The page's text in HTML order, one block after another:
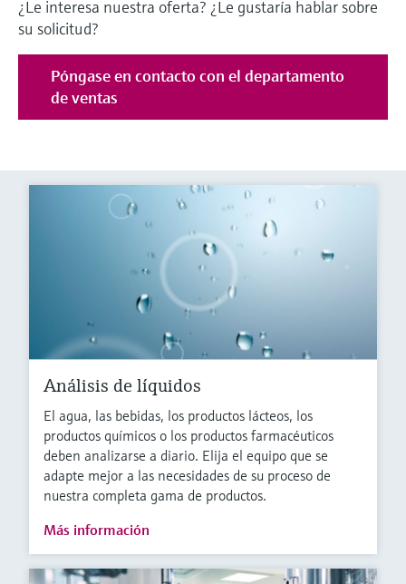
¿Le interesa nuestra oferta? ¿Le gustaría hablar sobre
su solicitud?
Póngase en contacto con el departamento
de ventas
Análisis de líquidos
El agua, las bebidas, los productos lácteos, los
productos químicos o los productos farmacéuticos
deben analizarse a diario. Elija el equipo que se
adapte mejor a las necesidades de su proceso de
nuestra completa gama de productos.
Más información